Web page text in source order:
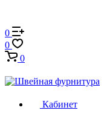
0
0
0
Кабинет